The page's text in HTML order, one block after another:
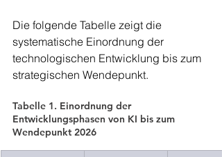
Die folgende Tabelle zeigt die
systematische Einordnung der
technologischen Entwicklung bis zum
strategischen Wendepunkt.
Tabelle 1. Einordnung der
Entwicklungsphasen von KI bis zum
Wendepunkt 2026